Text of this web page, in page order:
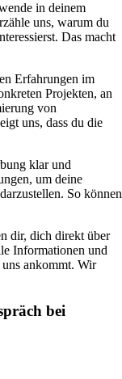
in deinem
uns, warum du
Das macht
Erfahrungen im
Projekten, an
von
uns, dass du die
klar und
um deine
So können
dir, dich direkt über
Informationen und
ankommt. Wir
bei